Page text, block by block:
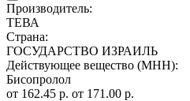
Производитель:
ТЕВА
Страна:
ГОСУДАРСТВО ИЗРАИЛЬ
Действующее вещество (МНН):
Бисопролол
от 162.45 р. от 171.00 р.